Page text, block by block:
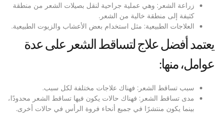
زراعة الشعر: وهي عملية جراحية لنقل بصيلات الشعر من منطقة
كثيفة إلى منطقة خالية من الشعر.
العلاجات الطبيعية: مثل استخدام بعض الأعشاب والزيوت الطبيعية.
يعتمد أفضل علاج لتساقط الشعر على عدة
عوامل، منها:
سبب تساقط الشعر: فهناك علاجات مختلفة لكل سبب.
مدى تساقط الشعر: فهناك حالات يكون فيها تساقط الشعر محدودًا،
بينما يكون منتشرًا في جميع أنحاء فروة الرأس في حالات أخرى.